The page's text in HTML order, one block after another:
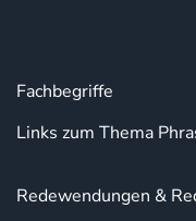
Fachbegriffe
Links zum Thema
Redewendungen &